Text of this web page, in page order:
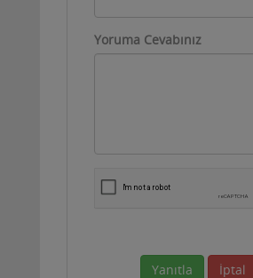
Yoruma Cevabınız
Yanıtla İptal